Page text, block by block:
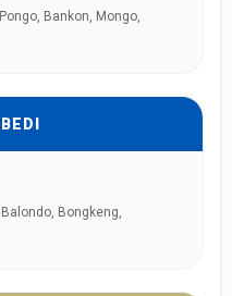
Bankon, Mongo,
Bongkeng,